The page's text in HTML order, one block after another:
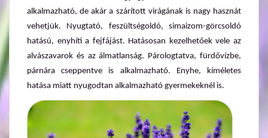
alkalmazható, de akár a szárított virágának is nagy hasznát
vehetjük. Nyugtató, feszültségoldó, simaizom-görcsoldó
hatású, enyhíti a fejfájást. Hatásosan kezelhetőek vele az
alvászavarok és az álmatlanság. Párologtatva, fürdővízbe,
párnára cseppentve is alkalmazható. Enyhe, kíméletes
hatása miatt nyugodtan alkalmazható gyermekeknél is.